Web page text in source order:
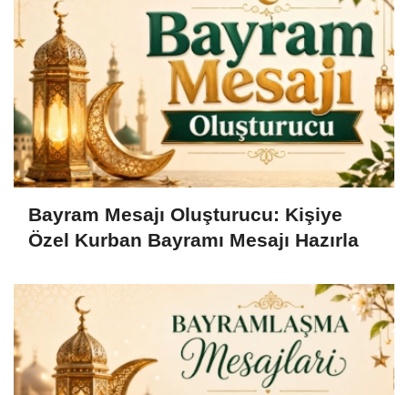
Bayram Mesajı Oluşturucu: Kişiye
Özel Kurban Bayramı Mesajı Hazırla